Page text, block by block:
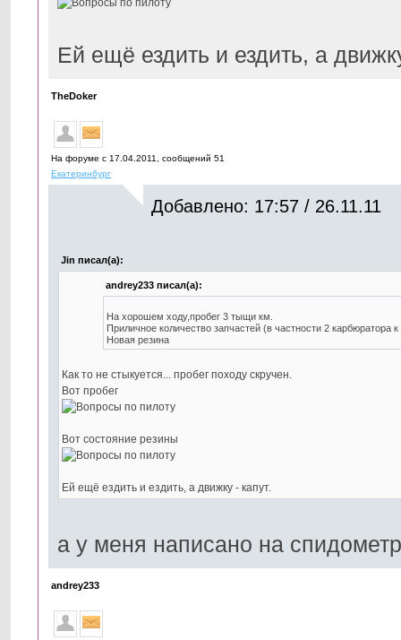
Ей ещё ездить и ездить, а
TheDoker
На форуме с 17.04.2011, cообщений 51
Екатеринбург
Добавлено: 17:57 / 26.11.11
Jin писал(а):
andrey233 писал(а):
На хорошем ходу,пробег 3 тыщи км.
Приличное количество запчастей (в частности 2
Новая резина
Как то не стыкуется... пробег походу скручен.
Вот пробег
Вот состояние резины
Ей ещё ездить и ездить, а движку - капут.
а у меня написано на
andrey233